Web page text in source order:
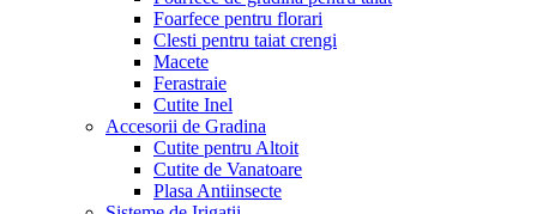
Foarfece pentru florari
Clesti pentru taiat crengi
Macete
Ferastraie
Cutite Inel
Accesorii de Gradina
Cutite pentru Altoit
Cutite de Vanatoare
Plasa Antiinsecte